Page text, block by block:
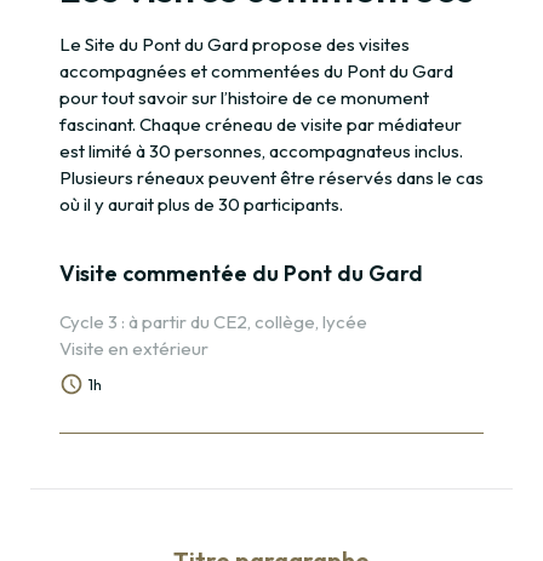
Le Site du Pont du Gard propose des visites
accompagnées et commentées du Pont du Gard
pour tout savoir sur l’histoire de ce monument
fascinant. Chaque créneau de visite par médiateur
est limité à 30 personnes, accompagnateus inclus.
Plusieurs réneaux peuvent être réservés dans le cas
où il y aurait plus de 30 participants.
Visite commentée du Pont du Gard
Cycle 3 : à partir du CE2, collège, lycée
Visite en extérieur
1h